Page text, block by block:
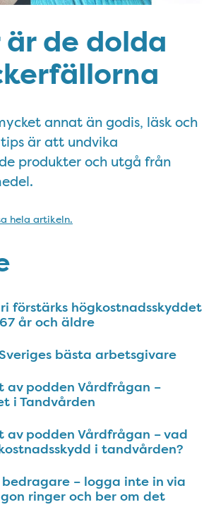
är de dolda
annat än godis, läsk och
är att undvika
produkter och utgå från
hela artikeln.
förstärks högkostnadsskyddet
år och äldre
bästa arbetsgivare
av podden Vårdfrågan –
i Tandvården
av podden Vårdfrågan – vad
i tandvården?
– logga inte in via
ringer och ber om det